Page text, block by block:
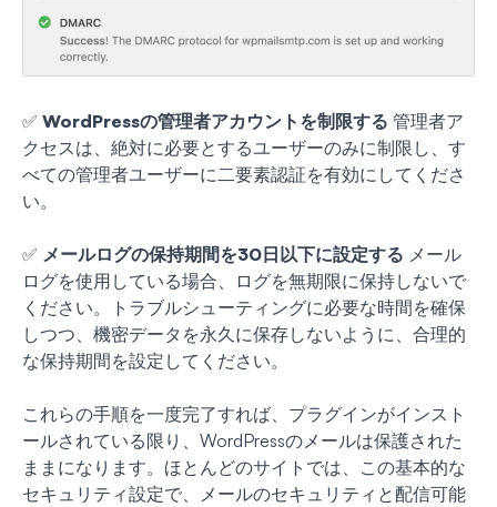
✅ WordPressの管理者アカウントを制限する 管理者ア
クセスは、絶対に必要とするユーザーのみに制限し、す
べての管理者ユーザーに二要素認証を有効にしてくださ
い。
✅ メールログの保持期間を30日以下に設定する メール
ログを使用している場合、ログを無期限に保持しないで
ください。トラブルシューティングに必要な時間を確保
しつつ、機密データを永久に保存しないように、合理的
な保持期間を設定してください。
これらの手順を一度完了すれば、プラグインがインスト
ールされている限り、WordPressのメールは保護された
ままになります。ほとんどのサイトでは、この基本的な
セキュリティ設定で、メールのセキュリティと配信可能